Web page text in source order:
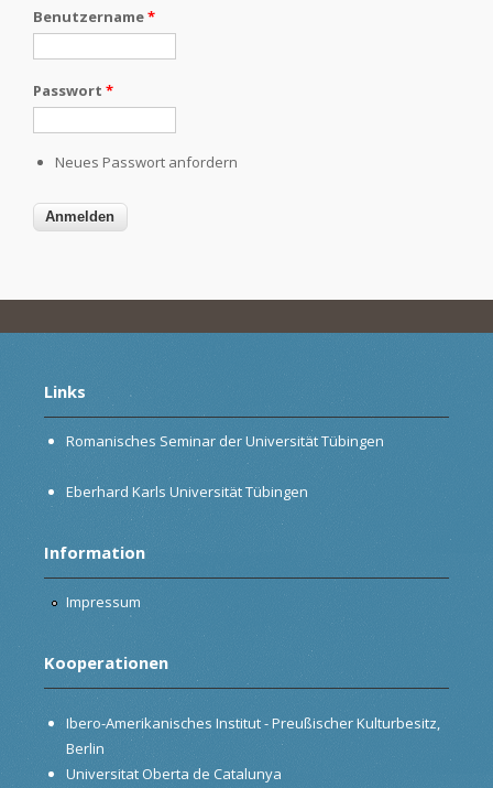
Benutzername*
Passwort *
Neues Passwort anfordern
Links
Romanisches Seminar der Universität Tübingen
Eberhard Karls Universität Tübingen
Information
Impressum
Kooperationen
Ibero-Amerikanisches Institut - Preußischer Kulturbesitz,
Berlin
Universitat Oberta de Catalunya